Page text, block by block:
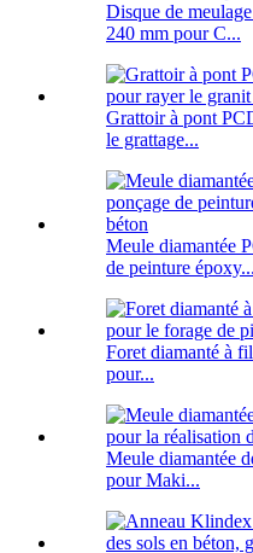
Disque de
240 mm pour C...
Grattoir à pont
le grattage...
Meule diamantée
de peinture époxy...
Foret diamanté à
pour...
Meule diamantée
pour Maki...